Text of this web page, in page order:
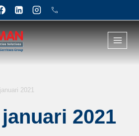
2021
2021